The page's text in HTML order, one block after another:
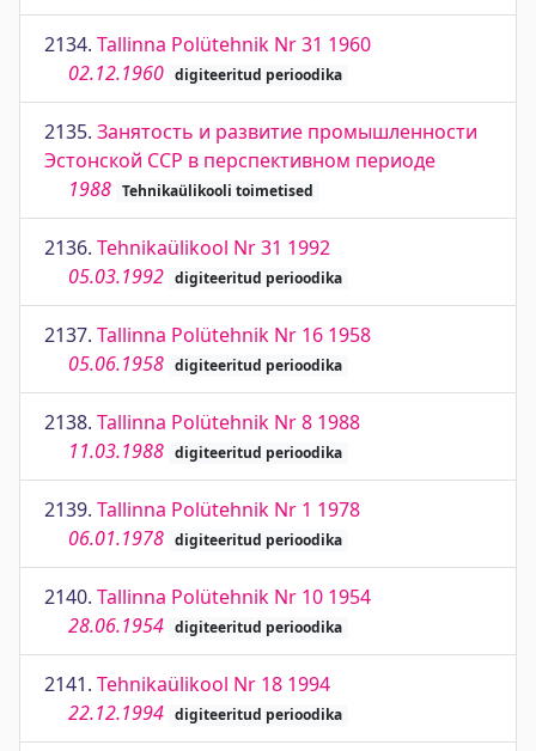
2134. Tallinna Polütehnik Nr 31 1960
02.12.1960 digiteeritud perioodika
2135. Занятость и развитие промышленности
Эстонской ССР в перспективном периоде
1988 Tehnikaülikooli toimetised
2136. Tehnikaülikool Nr 31 1992
05.03.1992 digiteeritud perioodika
2137. Tallinna Polütehnik Nr 16 1958
05.06.1958 digiteeritud perioodika
2138. Tallinna Polütehnik Nr 8 1988
11.03.1988 digiteeritud perioodika
2139. Tallinna Polütehnik Nr 1 1978
06.01.1978 digiteeritud perioodika
2140. Tallinna Polütehnik Nr 10 1954
28.06.1954 digiteeritud perioodika
2141. Tehnikaülikool Nr 18 1994
22.12.1994 digiteeritud perioodika